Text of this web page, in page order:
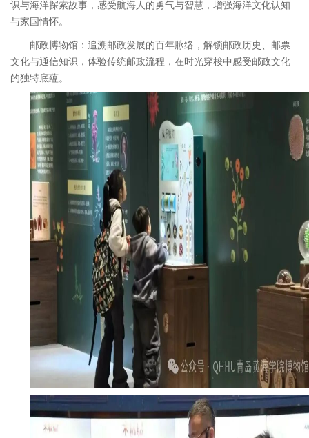
识与海洋探索故事，感受航海人的勇气与智慧，增强海洋文化认知
与家国情怀。
邮政博物馆：追溯邮政发展的百年脉络，解锁邮政历史、邮票
文化与通信知识，体验传统邮政流程，在时光穿梭中感受邮政文化
的独特底蕴。